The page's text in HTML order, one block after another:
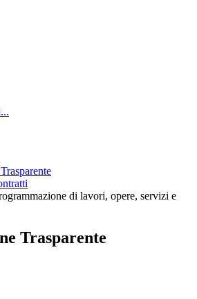
di lavori, opere, servizi e
Trasparente